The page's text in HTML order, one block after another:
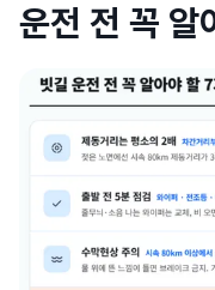
운전 전 꼭 알